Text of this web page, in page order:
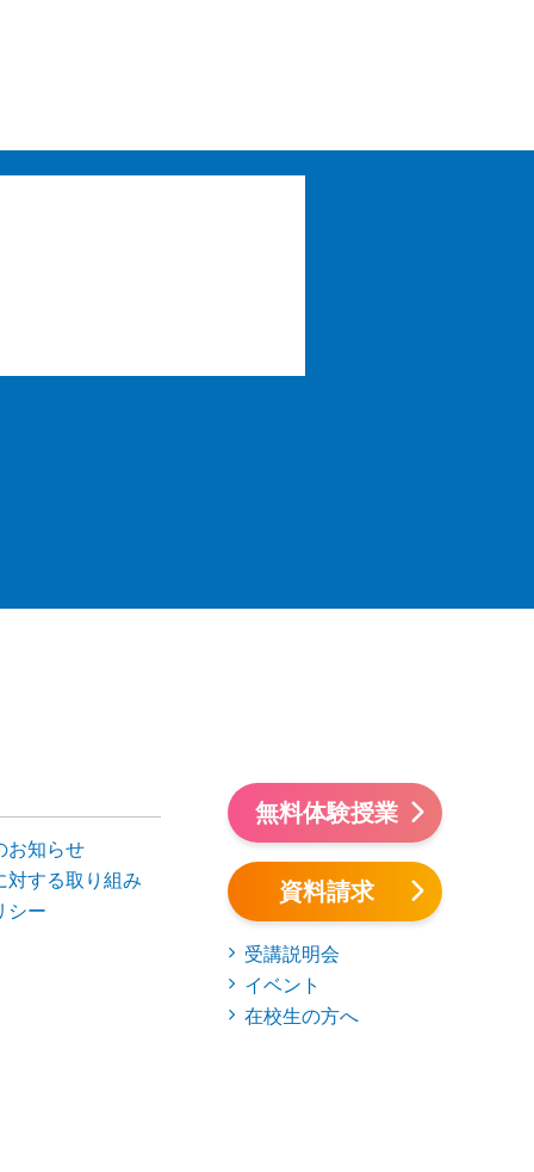
無料体験授業
資料請求
受講説明会
イベント
在校生の方へ
お知らせ
対する取り組み
シー